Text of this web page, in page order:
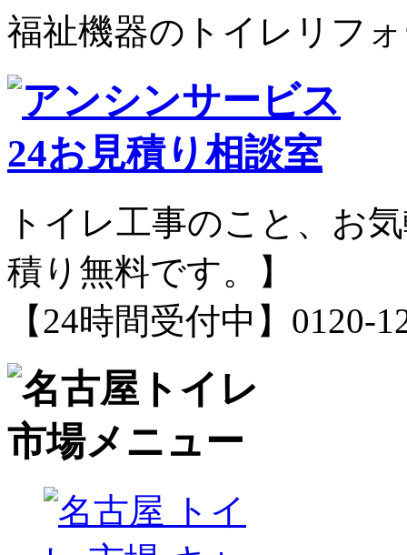
福祉機器のトイレリフ
トイレ工事のこと、お
積り無料です。】
【24時間受付中】0120-